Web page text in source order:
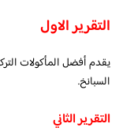
التقرير الاول
يقدم أفضل المأكولات
السبانخ.
التقرير الثاني